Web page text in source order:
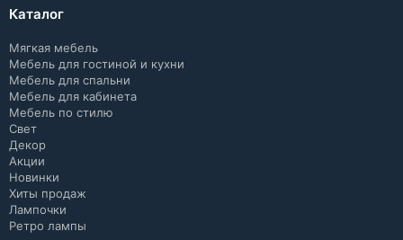
Каталог
Мягкая мебель
Мебель для гостиной и кухни
Мебель для спальни
Мебель для кабинета
Мебель по стилю
Свет
Декор
Акции
Новинки
Хиты продаж
Лампочки
Ретро лампы